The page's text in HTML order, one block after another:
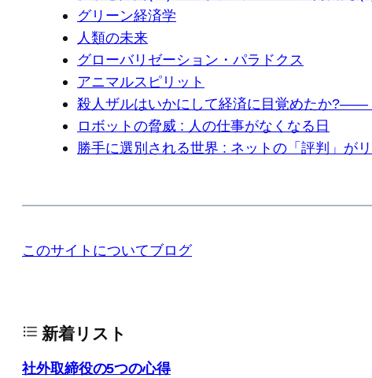
グリーン経済学
人類の未来
グローバリゼーション・パラドクス
アニマルスピリット
殺人ザルはいかにして経済に目覚めたか?――
ロボットの脅威 : 人の仕事がなくなる日
勝手に選別される世界 : ネットの「評判」が
このサイトについてブログ
新着リスト
社外取締役の5つの心得